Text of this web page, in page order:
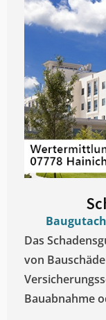
Das
von
Bauabnahme